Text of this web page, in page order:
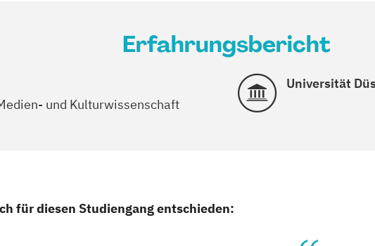
Erfahrungsbericht
und Kulturwissenschaft
Universität
für diesen Studiengang entschieden: